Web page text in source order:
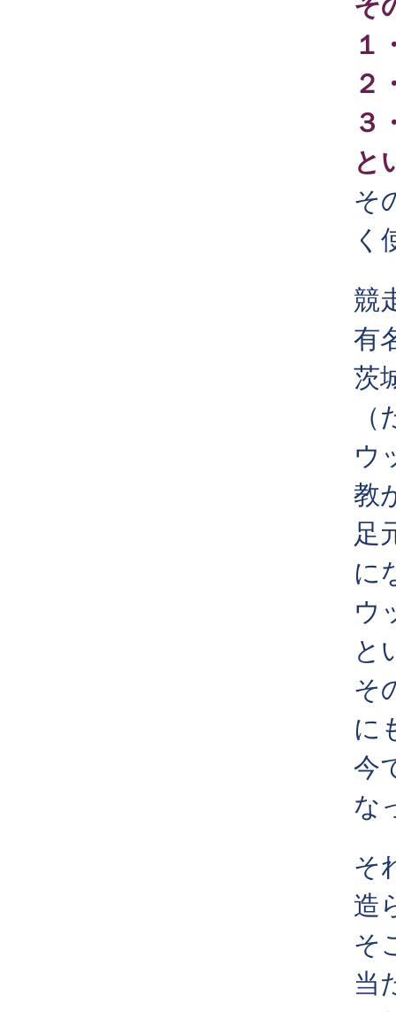
１
２
３
と
そ
く
競
有
茨
ウ
教
足
に
ウ
と
そ
に
今
な
そ
造
そ
当